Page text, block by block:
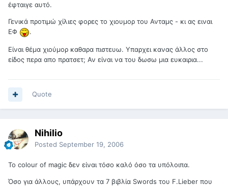
έφταιγε αυτό.
Γενικά προτιμώ χίλιες φορες το χιουμορ του Ανταμς - κι ας ειναι
ΕΦ
.
Είναι θέμα χιούμορ καθαρα πιστευω. Υπαρχει κανας άλλος στο
είδος περα απο πρατσετ; Αν είναι να του δωσω μια ευκαιρια...
Quote
Nihilio
Posted September 19, 2006
To colour of magic δεν είναι τόσο καλό όσο τα υπόλοιπα.
Όσο για άλλους, υπάρχουν τα 7 βιβλία Swords του F.Lieber που